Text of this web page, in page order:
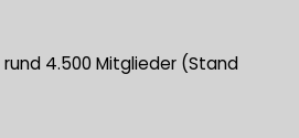
4.500 Mitglieder (Stand